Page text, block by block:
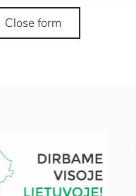
Close form